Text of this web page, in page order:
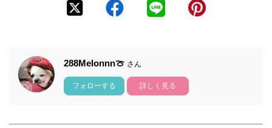
288Melonnn🍈 さん
フォローする 詳しく見る